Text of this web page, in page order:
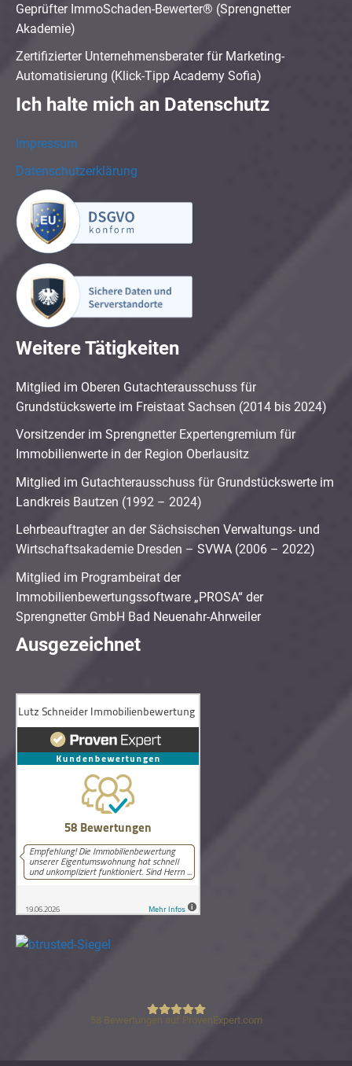
Geprüfter ImmoSchaden-Bewerter® (Sprengnetter
Akademie)
Zertifizierter Unternehmensberater für Marketing-
Automatisierung (Klick-Tipp Academy Sofia)
Ich halte mich an Datenschutz
Impressum
Datenschutzerklärung
Weitere Tätigkeiten
Mitglied im Oberen Gutachterausschuss für
Grundstückswerte im Freistaat Sachsen (2014 bis 2024)
Vorsitzender im Sprengnetter Expertengremium für
Immobilienwerte in der Region Oberlausitz
Mitglied im Gutachterausschuss für Grundstückswerte im
Landkreis Bautzen (1992 – 2024)
Lehrbeauftragter an der Sächsischen Verwaltungs- und
Wirtschaftsakademie Dresden – SVWA (2006 – 2022)
Mitglied im Programbeirat der
Immobilienbewertungssoftware „PROSA“ der
Sprengnetter GmbH Bad Neuenahr-Ahrweiler
Ausgezeichnet
Lutz Schneider Immobilienbewertung
58 Bewertungen auf ProvenExpert.com